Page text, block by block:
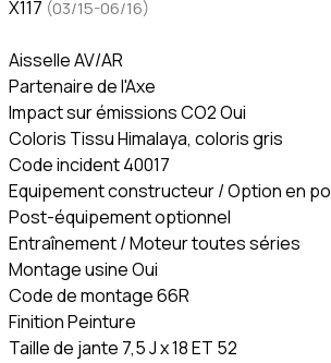
X117 (03/15-06/16)
Aisselle AV/AR
Partenaire de l'Axe
Impact sur émissions CO2 Oui
Coloris Tissu Himalaya, coloris gris
Code incident 40017
Equipement constructeur / Option en
Post-équipement optionnel
Entraînement / Moteur toutes séries
Montage usine Oui
Code de montage 66R
Finition Peinture
Taille de jante 7,5 J x 18 ET 52